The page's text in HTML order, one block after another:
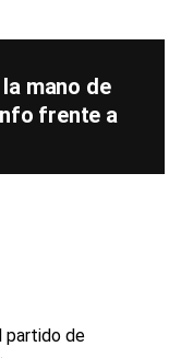
mano de
frente a